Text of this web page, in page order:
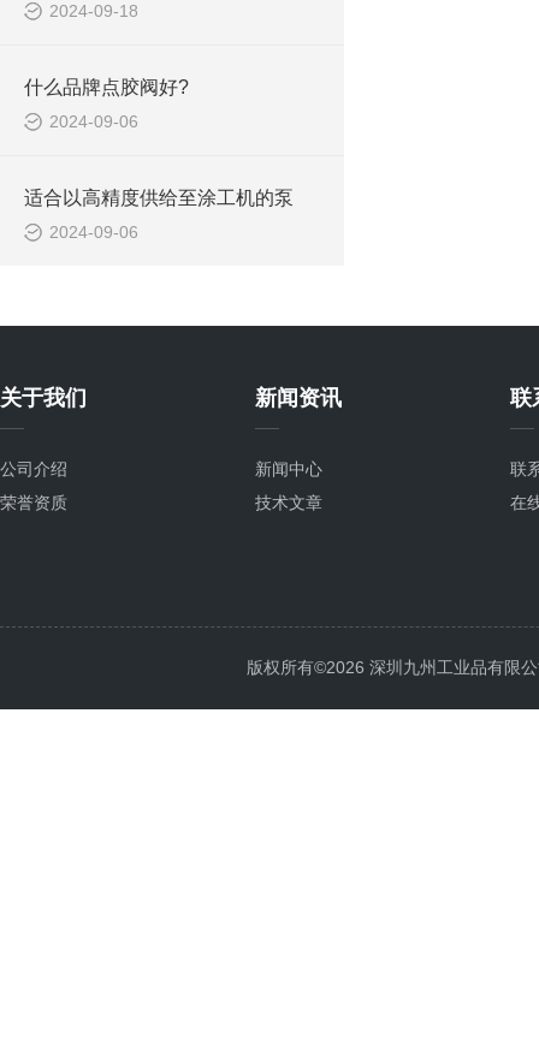
2024-09-18
什么品牌点胶阀好?
2024-09-06
适合以高精度供给至涂工机的泵
2024-09-06
关于我们
公司介绍
荣誉资质
新闻资讯
新闻中心
技术文章
联
联
在
版权所有©2026 深圳九州工业品有限